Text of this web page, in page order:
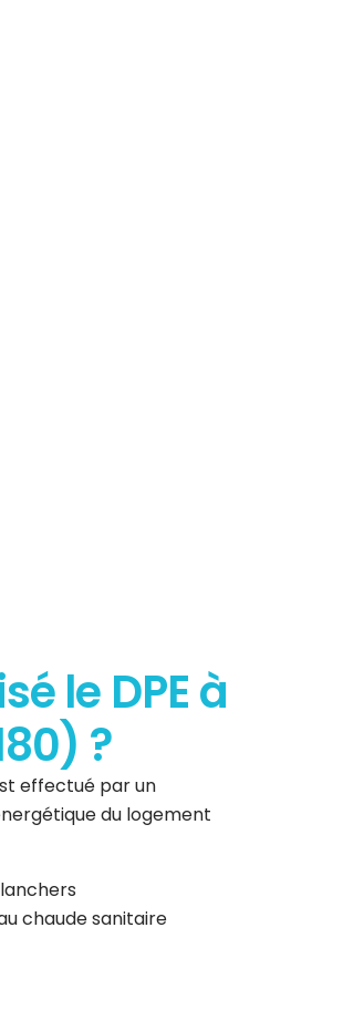
le DPE à
?
effectué par un
du logement
chaude sanitaire